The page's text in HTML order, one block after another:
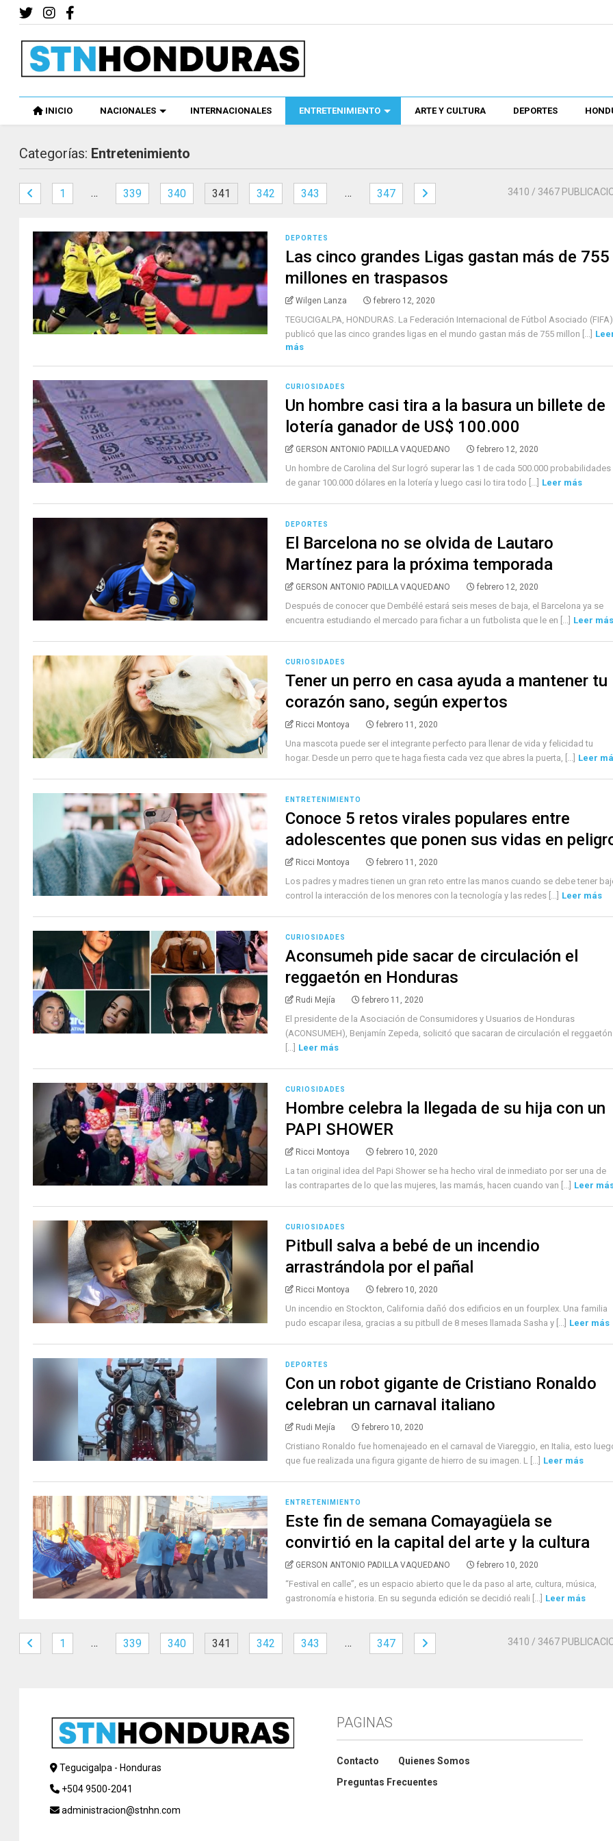
INICIO NACIONALES INTERNACIONALES ENTRETENIMIENTO ARTE Y CULTURA DEPORTES
Categorías: Entretenimiento
1 … 339 340 341 342 343 … 347 3410 / 3467
DEPORTES
Las cinco grandes Ligas gastan más de 755
millones en traspasos
Wilgen Lanza febrero 12, 2020
TEGUCIGALPA, HONDURAS. La Federación Internacional de Fútbol Asociado
publicó que las cinco grandes ligas en el mundo gastan más de 755 millon [...]
más
CURIOSIDADES
Un hombre casi tira a la basura un billete de
lotería ganador de US$ 100.000
GERSON ANTONIO PADILLA VAQUEDANO febrero 12, 2020
Un hombre de Carolina del Sur logró superar las 1 de cada 500.000 probabilidades
de ganar 100.000 dólares en la lotería y luego casi lo tira todo [...] Leer más
DEPORTES
El Barcelona no se olvida de Lautaro
Martínez para la próxima temporada
GERSON ANTONIO PADILLA VAQUEDANO febrero 12, 2020
Después de conocer que Dembélé estará seis meses de baja, el Barcelona ya se
encuentra estudiando el mercado para fichar a un futbolista que le en [...] Leer más
CURIOSIDADES
Tener un perro en casa ayuda a mantener tu
corazón sano, según expertos
Ricci Montoya febrero 11, 2020
Una mascota puede ser el integrante perfecto para llenar de vida y felicidad tu
hogar. Desde un perro que te haga fiesta cada vez que abres la puerta, [...] Leer
ENTRETENIMIENTO
Conoce 5 retos virales populares entre
adolescentes que ponen sus vidas en
Ricci Montoya febrero 11, 2020
Los padres y madres tienen un gran reto entre las manos cuando se debe tener
control la interacción de los menores con la tecnología y las redes [...] Leer más
CURIOSIDADES
Aconsumeh pide sacar de circulación el
reggaetón en Honduras
Rudi Mejía febrero 11, 2020
El presidente de la Asociación de Consumidores y Usuarios de Honduras
(ACONSUMEH), Benjamín Zepeda, solicitó que sacaran de circulación el
[...] Leer más
CURIOSIDADES
Hombre celebra la llegada de su hija con un
PAPI SHOWER
Ricci Montoya febrero 10, 2020
La tan original idea del Papi Shower se ha hecho viral de inmediato por ser una de
las contrapartes de lo que las mujeres, las mamás, hacen cuando van [...] Leer
CURIOSIDADES
Pitbull salva a bebé de un incendio
arrastrándola por el pañal
Ricci Montoya febrero 10, 2020
Un incendio en Stockton, California dañó dos edificios en un fourplex. Una familia
pudo escapar ilesa, gracias a su pitbull de 8 meses llamada Sasha y [...] Leer más
DEPORTES
Con un robot gigante de Cristiano Ronaldo
celebran un carnaval italiano
Rudi Mejía febrero 10, 2020
Cristiano Ronaldo fue homenajeado en el carnaval de Viareggio, en Italia, esto
que fue realizada una figura gigante de hierro de su imagen. L [...] Leer más
ENTRETENIMIENTO
Este fin de semana Comayagüela se
convirtió en la capital del arte y la cultura
GERSON ANTONIO PADILLA VAQUEDANO febrero 10, 2020
“Festival en calle”, es un espacio abierto que le da paso al arte, cultura, música,
gastronomía e historia. En su segunda edición se decidió reali [...] Leer más
1 … 339 340 341 342 343 … 347 3410 / 3467
Tegucigalpa - Honduras
+504 9500-2041
administracion@stnhn.com
PAGINAS
Contacto
Quienes Somos
Preguntas Frecuentes